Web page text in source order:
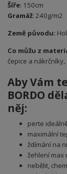
Šíře: 150cm
Gramáž: 240g/m2
Země původu:
Co můžu z
čepice a nákrčníky,
Aby Vám
BORDO
něj:
perte
maximální
ždímání na
žehlení max
nebělit,